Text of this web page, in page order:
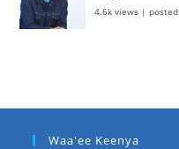
4.6k views |
Waa'ee Keenya